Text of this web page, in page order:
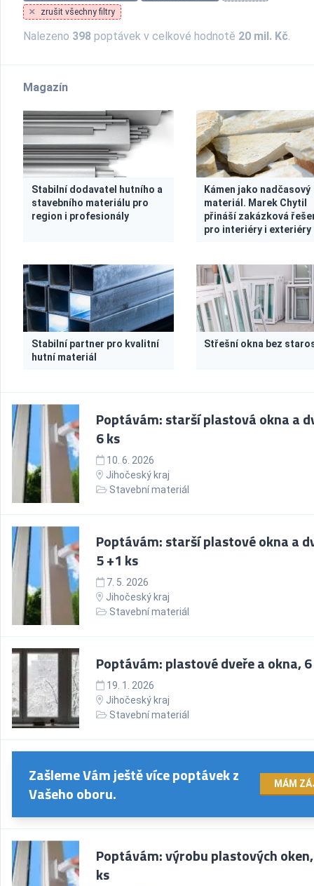
zrušit všechny filtry
Nalezeno 398 poptávek v celkové hodnotě 20 mil. Kč.
Magazín
Stabilní dodavatel hutního a
stavebního materiálu pro
region i profesionály
Kámen jako nadčasový
materiál. Marek Chytil
přináší zakázková
pro interiéry i exteriéry
Stabilní partner pro kvalitní
hutní materiál
Střešní okna bez
Poptávám: starší plastová okna a
6 ks
10. 6. 2026
Jihočeský kraj
Stavební materiál
Poptávám: starší plastové okna a
5 +1 ks
7. 5. 2026
Jihočeský kraj
Stavební materiál
Poptávám: plastové dveře a okna,
19. 1. 2026
Jihočeský kraj
Stavební materiál
Zašleme Vám ještě více poptávek z
Vašeho oboru.
MÁM
Poptávám: výrobu plastových
ks